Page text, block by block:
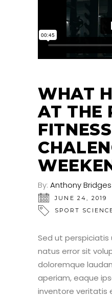
WHAT
AT THE
FITNESS
By: Anthony Bridges
JUNE 24, 2019
SPORT
Sed ut perspiciatis
natus error sit
doloremque
aperiam, eaque
inventore veritatis